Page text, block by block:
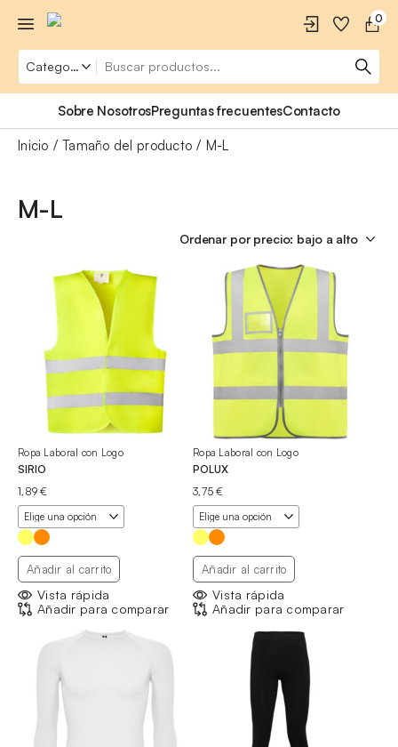
0
Sobre NosotrosPreguntas frecuentesContacto
Inicio Tamaño del producto M-L
M-L
Ropa Laboral con Logo
SIRIO
1,89€
Añadir al carrito
Vista rápida
Añadir para comparar
Ropa Laboral con Logo
POLUX
3,75€
Añadir al carrito
Vista rápida
Añadir para comparar